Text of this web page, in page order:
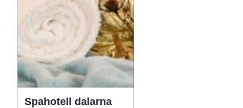
redovisningen en källa
till stress, trots att den i...
Spahotell dalarna